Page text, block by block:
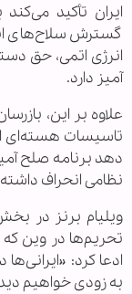
ایران تأکید
گسترش سلاح‌های
انرژی اتمی، حق
آمیز دارد.
علاوه بر این،
تاسیسات هسته‌ای
دهد برنامه صلح
نظامی انحراف داشته
ویلیام برنز در
تحریم‌ها در وین که
ادعا کرد:
به زودی خواهیم